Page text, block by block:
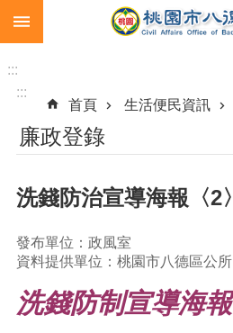
跳到主要內容區塊
市
民
急
救
助
進
:::
:::
首頁
生活便民資訊
廉政登錄
洗錢防治宣導海報〈2〉
發布單位：政風室
資料提供單位：桃園市八德區公所
洗錢防制宣導海報